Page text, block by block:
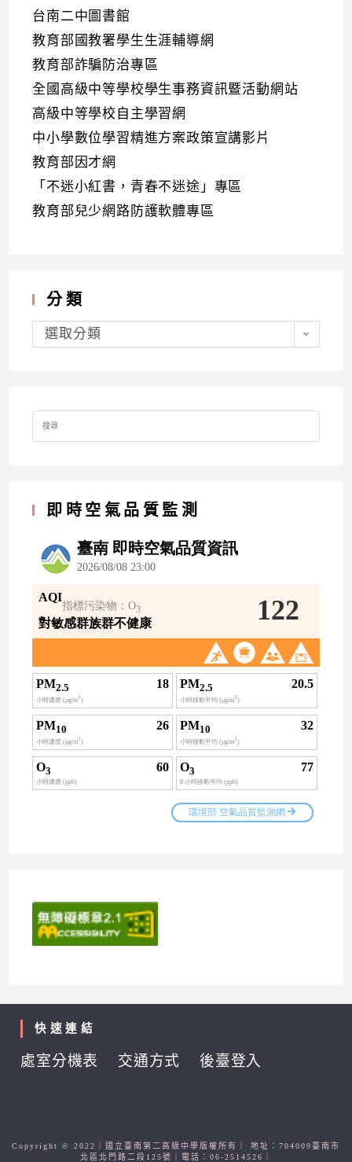
台南二中圖書館
教育部國教署學生生涯輔導網
教育部詐騙防治專區
全國高級中等學校學生事務資訊暨活動網站
高級中等學校自主學習網
中小學數位學習精進方案政策宣講影片
教育部因才網
「不迷小紅書，青春不迷途」專區
教育部兒少網路防護軟體專區
分類
分
類選取分類
Search
for:
即時空氣品質監測
快速連結
處室分機表 交通方式 後臺登入
Copyright © 2022｜國立臺南第二高級中學版權所有｜ 地址：704009臺南市
北區北門路二段125號｜電話：06-2514526｜